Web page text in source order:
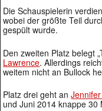
Die Schauspielerin
wobei der größte Teil
gespült wurde.
Den zweiten Platz belegt
Lawrence. Allerdings
weitem nicht an Bullock
Platz drei geht an
und Juni 2014 knappe 30